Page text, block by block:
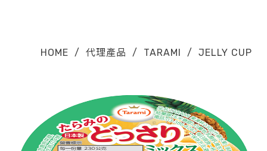
HOME / 代理產品 / TARAMI / JELLY CUP